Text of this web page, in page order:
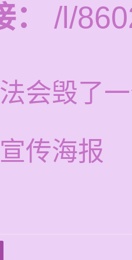
/l/
会毁了
传海报